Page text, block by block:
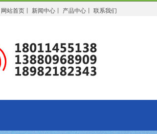
网站首页 新闻中心 产品中心 联系我们